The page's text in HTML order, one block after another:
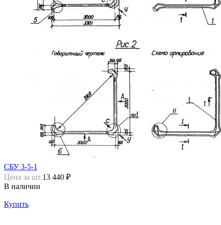
СБУ 3-5-1
Цена за шт.13 440 ₽
В наличии
Купить